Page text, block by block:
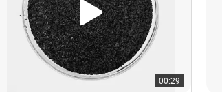
00:29